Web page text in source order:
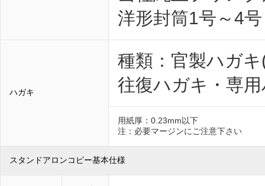
洋形封筒1号～4
ハガキ
種類：官製ハガ
往復ハガキ・専
用紙厚：0.23mm以下
注：必要マージンにご注意下さい
スタンドアロンコピー基本仕様